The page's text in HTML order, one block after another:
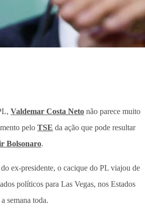
Valdemar Costa Neto não parece muito
pelo TSE da ação que pode resultar
Bolsonaro.
ex-presidente, o cacique do PL viajou de
políticos para Las Vegas, nos Estados
semana toda.